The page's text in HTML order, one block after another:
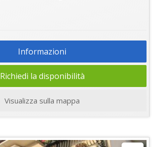
Informazioni
Richiedi la disponibilità
Visualizza sulla mappa